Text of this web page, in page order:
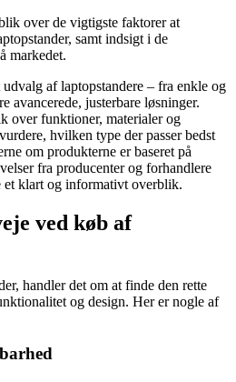
over de vigtigste faktorer at
samt indsigt i de
markedet.
af laptopstandere – fra enkle og
avancerede, justerbare løsninger.
over funktioner, materialer og
hvilken type der passer bedst
om produkterne er baseret på
fra producenter og forhandlere
et klart og informativt overblik.
ved køb af
handler det om at finde den rette
og design. Her er nogle af